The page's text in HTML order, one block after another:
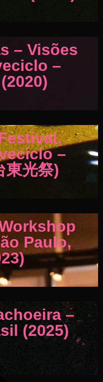
– Visões
–
–
東光祭)
Paulo,
–
(2025)